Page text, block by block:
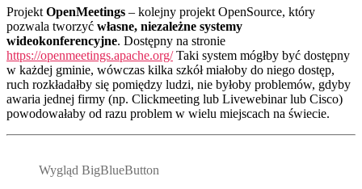
Projekt OpenMeetings – kolejny projekt OpenSource, który
pozwala tworzyć własne, niezależne systemy
wideokonferencyjne. Dostępny na stronie
https://openmeetings.apache.org/Taki system mógłby być dostępny
w każdej gminie, wówczas kilka szkół miałoby do niego dostęp,
ruch rozkładałby się pomiędzy ludzi, nie byłoby problemów, gdyby
awaria jednej firmy (np. Clickmeeting lub Livewebinar lub Cisco)
powodowałaby od razu problem w wielu miejscach na świecie.
Wygląd BigBlueButton